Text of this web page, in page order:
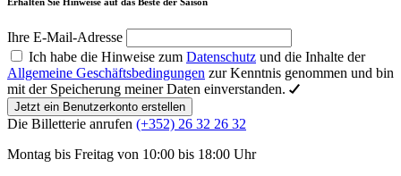
Ihre E-Mail-Adresse
Ich habe die Hinweise zum Datenschutz und die Inhalte der
Allgemeine Geschäftsbedingungen zur Kenntnis genommen und bin
mit der Speicherung meiner Daten einverstanden.
Jetzt ein Benutzerkonto erstellen
Die Billetterie anrufen (+352) 26 32 26 32
Montag bis Freitag von 10:00 bis 18:00 Uhr